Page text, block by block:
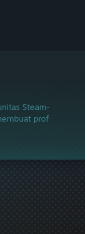
Steam-nya.
profilnya agar